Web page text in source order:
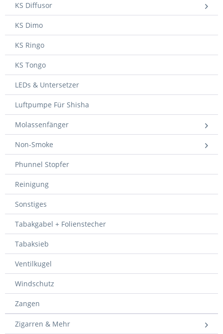
KS Diffusor
KS Dimo
KS Ringo
KS Tongo
LEDs & Untersetzer
Luftpumpe Für Shisha
Molassenfänger
Non-Smoke
Phunnel Stopfer
Reinigung
Sonstiges
Tabakgabel + Folienstecher
Tabaksieb
Ventilkugel
Windschutz
Zangen
Zigarren & Mehr